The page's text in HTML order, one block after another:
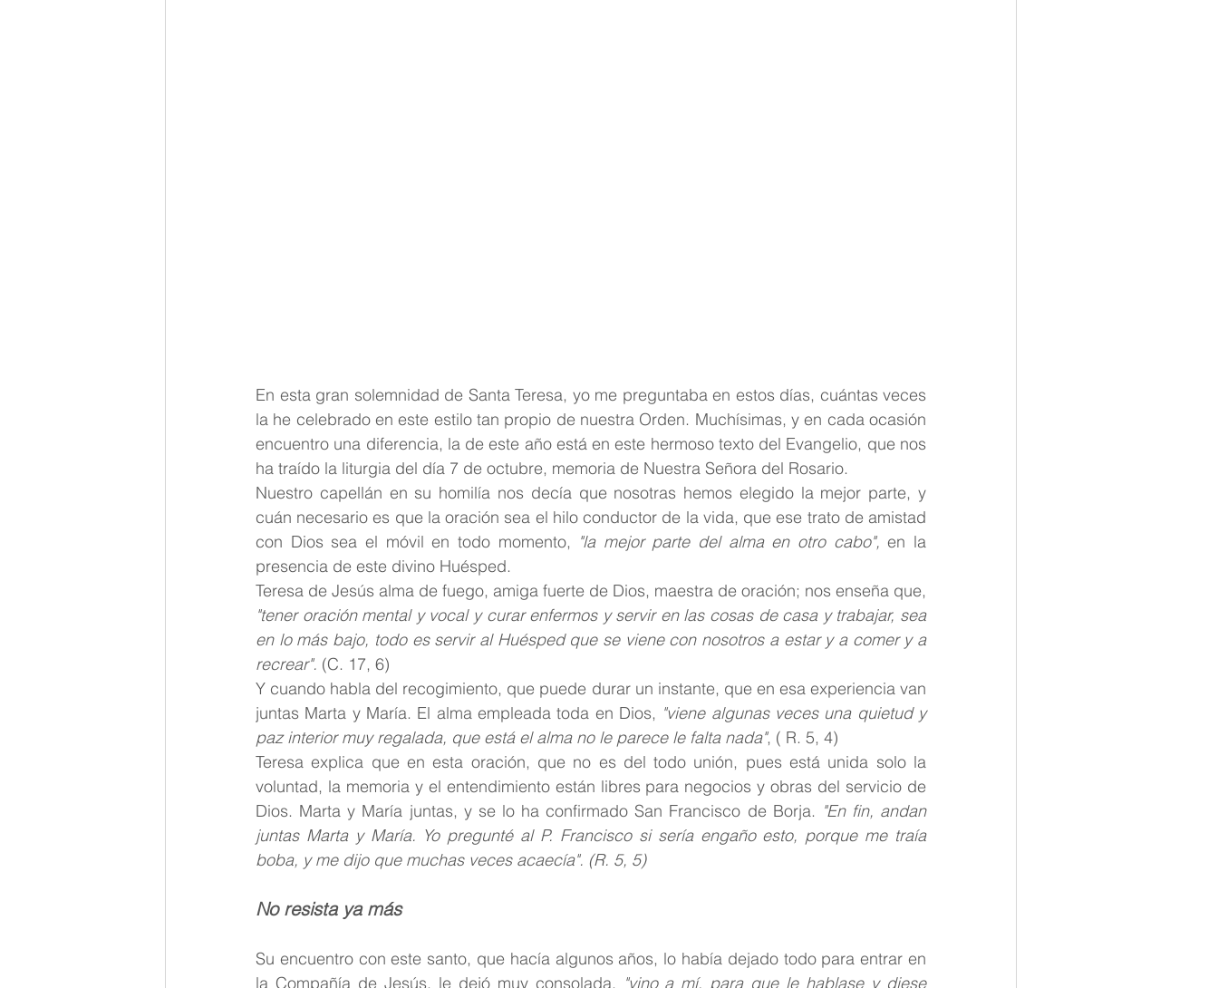
En esta gran solemnidad de Santa Teresa, yo me preguntaba en estos días, cuántas veces
la he celebrado en este estilo tan propio de nuestra Orden. Muchísimas, y en cada ocasión
encuentro una diferencia, la de este año está en este hermoso texto del Evangelio, que nos
ha traído la liturgia del día 7 de octubre, memoria de Nuestra Señora del Rosario.
Nuestro capellán en su homilía nos decía que nosotras hemos elegido la mejor parte, y
cuán necesario es que la oración sea el hilo conductor de la vida, que ese trato de amistad
con Dios sea el móvil en todo momento, "la mejor parte del alma en otro cabo", en la
presencia de este divino Huésped.
"tener oración mental y vocal y curar enfermos y servir en las cosas de casa y trabajar, sea
en lo más bajo, todo es servir al Huésped que se viene con nosotros a estar y a comer y a
recrear". (C. 17, 6)
Y cuando habla del recogimiento, que puede durar un instante, que en esa experiencia van
juntas Marta y María. El alma empleada toda en Dios, "viene algunas veces una quietud y
paz interior muy regalada, que está el alma no le parece le falta nada", ( R. 5, 4)
Teresa explica que en esta oración, que no es del todo unión, pues está unida solo la
voluntad, la memoria y el entendimiento están libres para negocios y obras del servicio de
Dios. Marta y María juntas, y se lo ha confirmado San Francisco de Borja. "En fin, andan
juntas Marta y María. Yo pregunté al P. Francisco si sería engaño esto, porque me traía
boba, y me dijo que muchas veces acaecía". (R. 5, 5)
No resista ya más
Su encuentro con este santo, que hacía algunos años, lo había dejado todo para entrar en
la Compañía de Jesús, le dejó muy consolada, "vino a mí, para que le hablase y diese